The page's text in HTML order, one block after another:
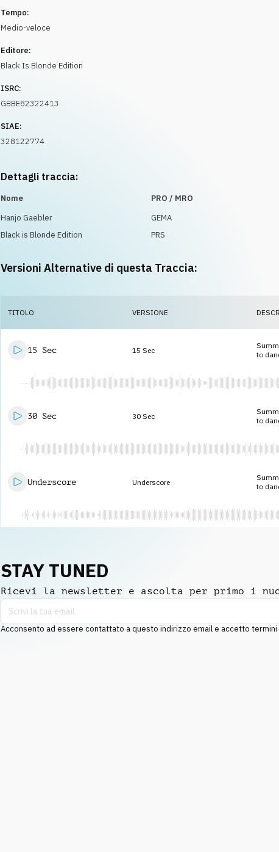
Tempo:
Medio-veloce
Editore:
Black Is Blonde Edition
ISRC:
GBBE82322413
SIAE:
328122774
Dettagli traccia:
Nome PRO / MRO
Hanjo Gaebler
GEMA
Black is Blonde Edition
PRS
Versioni Alternative di questa Traccia:
TITOLO VERSIONE
15 Sec 15 Sec
to
30 Sec 30 Sec
to
Underscore Underscore
to
STAY TUNED
Ricevi la newsletter e ascolta per primo i
Acconsento ad essere contattato a questo indirizzo email e accetto termini